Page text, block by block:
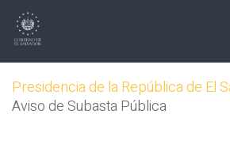
Presidencia de la República de El
Aviso de Subasta Pública